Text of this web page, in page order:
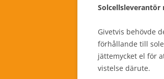
Solcellsleverantör
Givetvis behövde
förhållande till
jättemycket el för
vistelse därute.